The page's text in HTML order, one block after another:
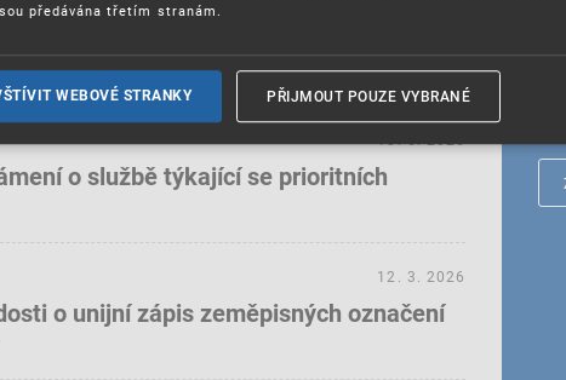
a vymáhání IPR ve třetích zemích
o službě týkající se prioritních
18. 5. 2026
o unijní zápis zeměpisných označení
12. 3. 2026
předávána třetím stranám.
WEBOVÉ STRANKY PŘIJMOUT POUZE VYBRANÉ